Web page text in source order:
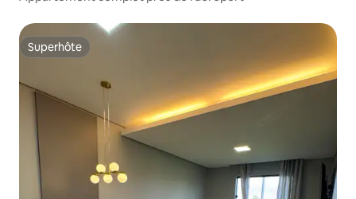
Superhôte
Superhôte